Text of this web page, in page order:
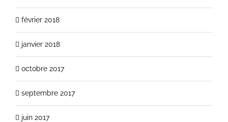
février 2018
janvier 2018
octobre 2017
septembre 2017
juin 2017